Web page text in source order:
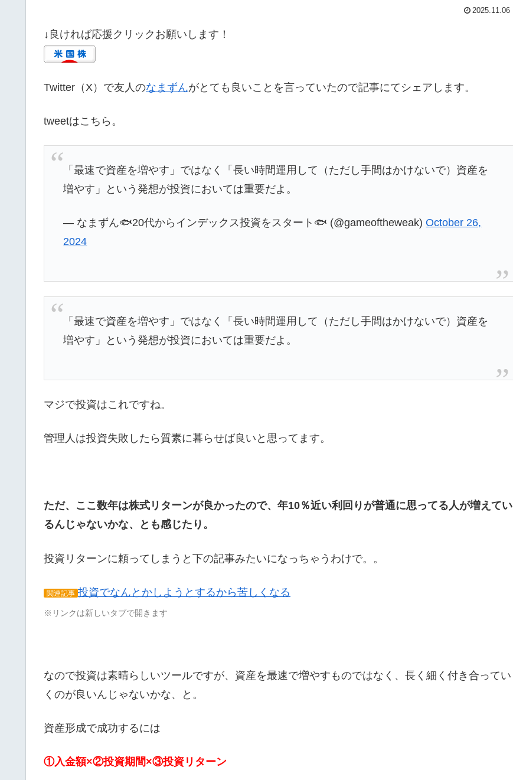
2025.11.06
↓良ければ応援クリックお願いします！
Twitter（X）で友人のなまずんがとても良いことを言っていたので記事にてシェアします。
tweetはこちら。
「最速で資産を増やす」ではなく「長い時間運用して（ただし手間はかけないで）資産を
増やす」という発想が投資においては重要だよ。
— なまずん🐟20代からインデックス投資をスタート🐟 (@gameoftheweak)October 26,
2024
「最速で資産を増やす」ではなく「長い時間運用して（ただし手間はかけないで）資産を
増やす」という発想が投資においては重要だよ。
マジで投資はこれですね。
管理人は投資失敗したら質素に暮らせば良いと思ってます。
ただ、ここ数年は株式リターンが良かったので、年10％近い利回りが普通に思ってる人が増えてい
るんじゃないかな、とも感じたり。
投資リターンに頼ってしまうと下の記事みたいになっちゃうわけで。。
関連記事 投資でなんとかしようとするから苦しくなる
※リンクは新しいタブで開きます
なので投資は素晴らしいツールですが、資産を最速で増やすものではなく、長く細く付き合ってい
くのが良いんじゃないかな、と。
資産形成で成功するには
①入金額×②投資期間×③投資リターン